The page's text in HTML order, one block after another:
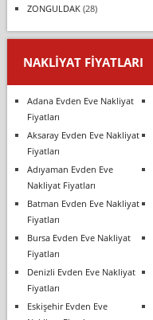
ZONGULDAK(28)
NAKLIYAT FIYATLARI
Adana Evden Eve Nakliyat
Fiyatları
Aksaray Evden Eve Nakliyat
Fiyatları
Adıyaman Evden Eve
Nakliyat Fiyatları
Batman Evden Eve Nakliyat
Fiyatları
Bursa Evden Eve Nakliyat
Fiyatları
Denizli Evden Eve Nakliyat
Fiyatları
Eskişehir Evden Eve